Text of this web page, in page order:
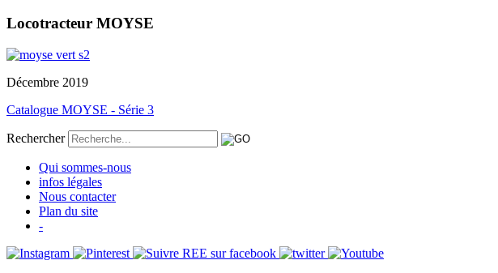
Locotracteur MOYSE
Décembre 2019
Catalogue MOYSE - Série 3
Rechercher
Qui sommes-nous
infos légales
Nous contacter
Plan du site
-